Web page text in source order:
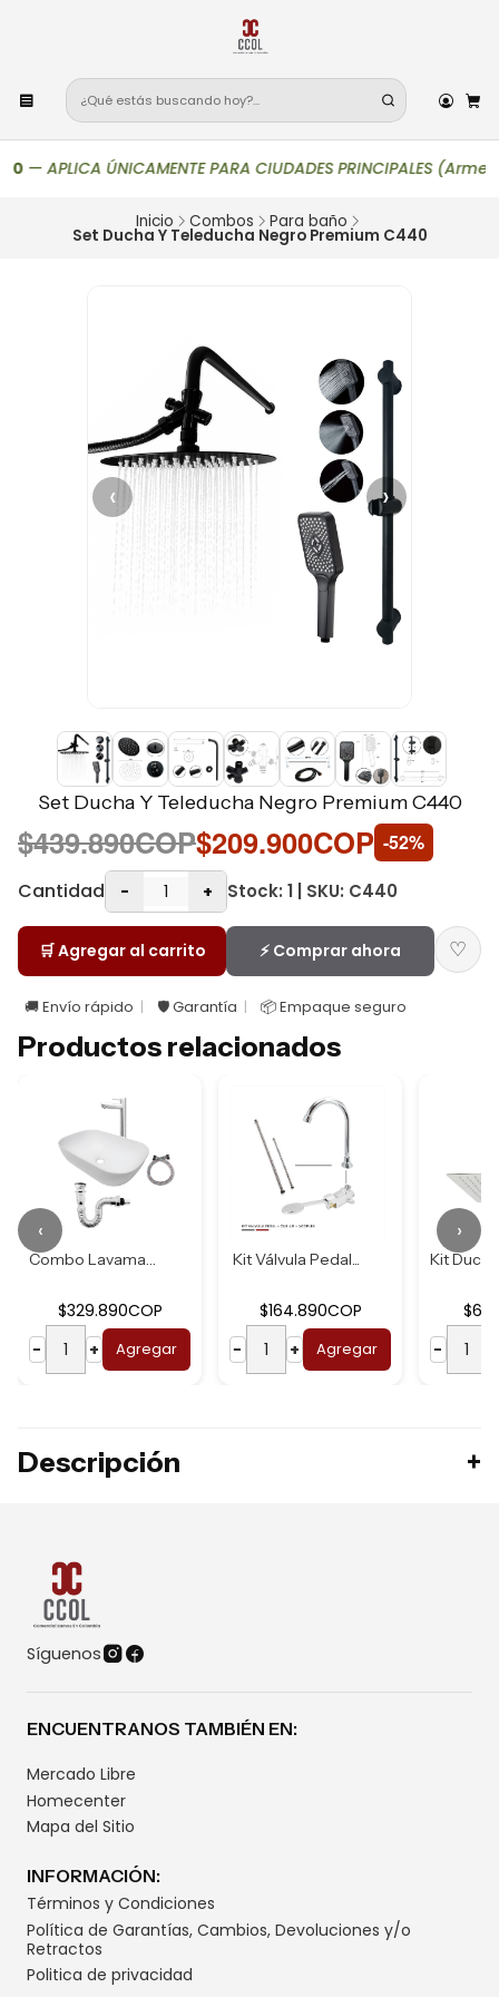
— APLICA ÚNICAMENTE PARA CIUDADES PRINCIPALES
Inicio Combos Para baño
Set Ducha Y Teleducha Negro Premium C440
‹ ›
Set Ducha Y Teleducha Negro Premium C440
$439.890COP$209.900COP -52%
Cantidad
- + Stock: 1 | SKU: C440
🛒 Agregar al carrito ⚡ Comprar ahora ♡
🚚 Envío rápido 🛡️ Garantía 📦 Empaque seguro
Productos relacionados
Combo Lavamanos B...
$329.890COP
−
+ Agregar
Kit Válvula Pedal...
$164.890COP
−
+ Agregar
−
‹ ›
Descripción
Síguenos
ENCUENTRANOS TAMBIÉN EN:
Mercado Libre
Homecenter
Mapa del Sitio
INFORMACIÓN:
Términos y Condiciones
Política de Garantías, Cambios, Devoluciones y/o
Retractos
Politica de privacidad